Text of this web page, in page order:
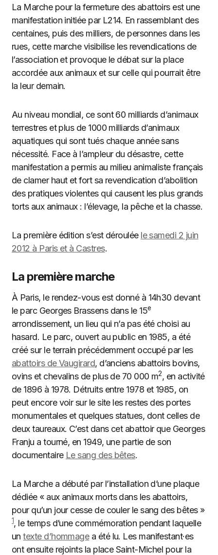
La Marche pour la fermeture des abattoirs est une
manifestation initiée par L214. En rassemblant des
centaines, puis des milliers, de personnes dans les
rues, cette marche visibilise les revendications de
l’association et provoque le débat sur la place
accordée aux animaux et sur celle qui pourrait être
la leur demain.
Au niveau mondial, ce sont 60 milliards d’animaux
terrestres et plus de 1000 milliards d’animaux
aquatiques qui sont tués chaque année sans
nécessité. Face à l’ampleur du désastre, cette
manifestation a permis au milieu animaliste français
de clamer haut et fort sa revendication d’abolition
des pratiques violentes qui causent les plus grands
torts aux animaux : l’élevage, la pêche et la chasse.
La première édition s’est déroulée le samedi 2 juin
2012 à Paris et à Castres.
La première marche
À Paris, le rendez-vous est donné à 14h30 devant
le parc Georges Brassens dans le 15e
arrondissement, un lieu qui n’a pas été choisi au
hasard. Le parc, ouvert au public en 1985, a été
créé sur le terrain précédemment occupé par les
abattoirs de Vaugirard, d’anciens abattoirs bovins,
ovins et chevalins de plus de 70 000 m2, en activité
de 1896 à 1978. Détruits entre 1978 et 1985, on
peut encore voir sur le site les restes des portes
monumentales et quelques statues, dont celles de
deux taureaux. C’est dans cet abattoir que Georges
Franju a tourné, en 1949, une partie de son
documentaire Le sang des bêtes.
La Marche a débuté par l’installation d’une plaque
dédiée « aux animaux morts dans les abattoirs,
pour qu’un jour cesse de couler le sang des bêtes »
1, le temps d’une commémoration pendant laquelle
untexte d’hommagea été lu. Les manifestant·es
ont ensuite rejoints la place Saint-Michel pour la